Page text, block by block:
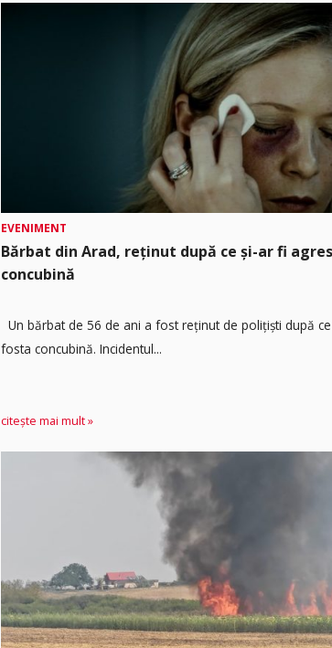
EVENIMENT
Bărbat din Arad, reținut după ce și-ar fi
concubină
Un bărbat de 56 de ani a fost reținut de polițiști după
fosta concubină. Incidentul...
citește mai mult »